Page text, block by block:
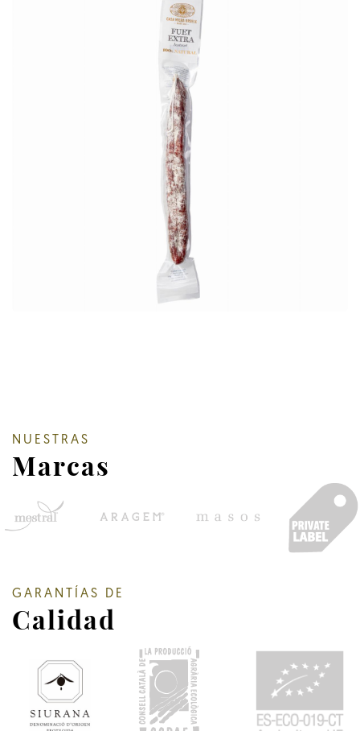
NUESTRAS
Marcas
GARANTÍAS DE
Calidad